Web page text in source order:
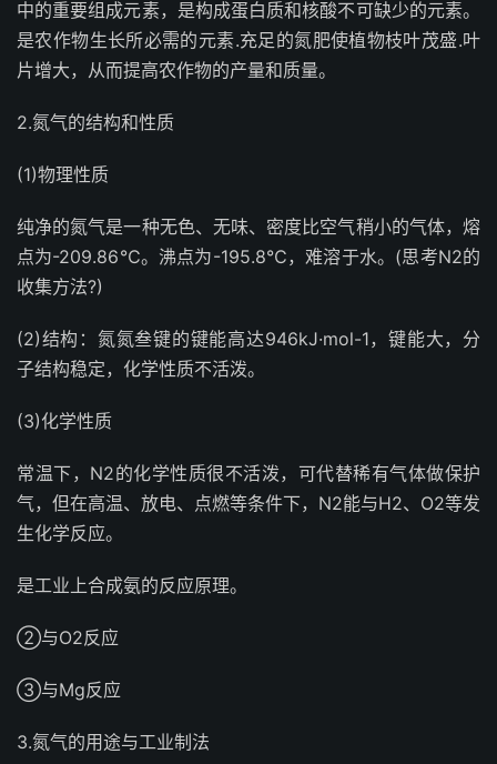
中的重要组成元素，是构成蛋白质和核酸不可缺少的元素。
是农作物生长所必需的元素.充足的氮肥使植物枝叶茂盛.叶
片增大，从而提高农作物的产量和质量。
2.氮气的结构和性质
(1)物理性质
纯净的氮气是一种无色、无味、密度比空气稍小的气体，熔
点为-209.86℃。沸点为-195.8℃，难溶于水。(思考N2的
收集方法?)
(2)结构：氮氮叁键的键能高达946kJ·mol-1，键能大，分
子结构稳定，化学性质不活泼。
(3)化学性质
常温下，N2的化学性质很不活泼，可代替稀有气体做保护
气，但在高温、放电、点燃等条件下，N2能与H2、O2等发
生化学反应。
是工业上合成氨的反应原理。
②与O2反应
③与Mg反应
3.氮气的用途与工业制法